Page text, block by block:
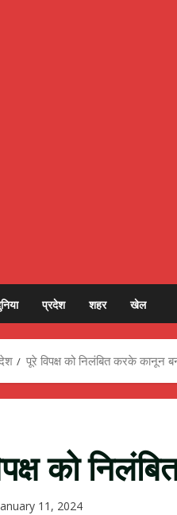
प्रदेश शहर खेल
पूरे विपक्ष को निलंबित करके कानून
को
11, 2024